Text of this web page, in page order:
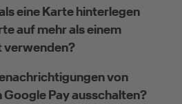
eine Karte hinterlegen
auf mehr als einem
von
Google Pay ausschalten?